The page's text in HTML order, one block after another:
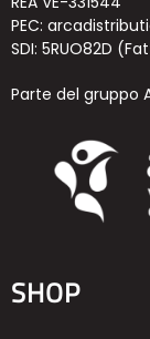
PEC:
SDI: 5RUO82D
Parte del gruppo
SHOP